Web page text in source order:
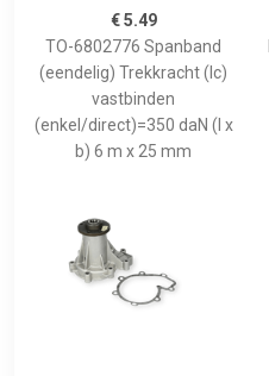
€ 5.49
TO-6802776 Spanband
(eendelig) Trekkracht (lc)
vastbinden
(enkel/direct)=350 daN (l x
b) 6 m x 25 mm